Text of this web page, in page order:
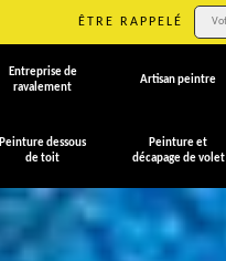
ÊTRE RAPPELÉ
Entreprise de
ravalement
Artisan peintre
Peinture dessous
de toit
Peinture et
décapage de volet